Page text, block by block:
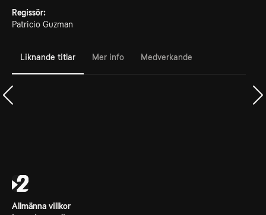
Regissör:
Patricio Guzman
Liknande titlar Mer info Medverkande
Allmänna villkor